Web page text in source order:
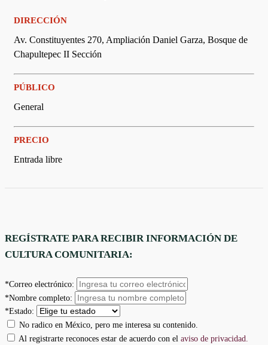
DIRECCIÓN
Av. Constituyentes 270, Ampliación Daniel Garza, Bosque de
Chapultepec II Sección
PÚBLICO
General
PRECIO
Entrada libre
REGÍSTRATE PARA RECIBIR INFORMACIÓN DE
CULTURA COMUNITARIA:
*Correo electrónico:
*Nombre completo:
*Estado:
No radico en México, pero me interesa su contenido.
Al registrarte reconoces estar de acuerdo con el aviso de privacidad.